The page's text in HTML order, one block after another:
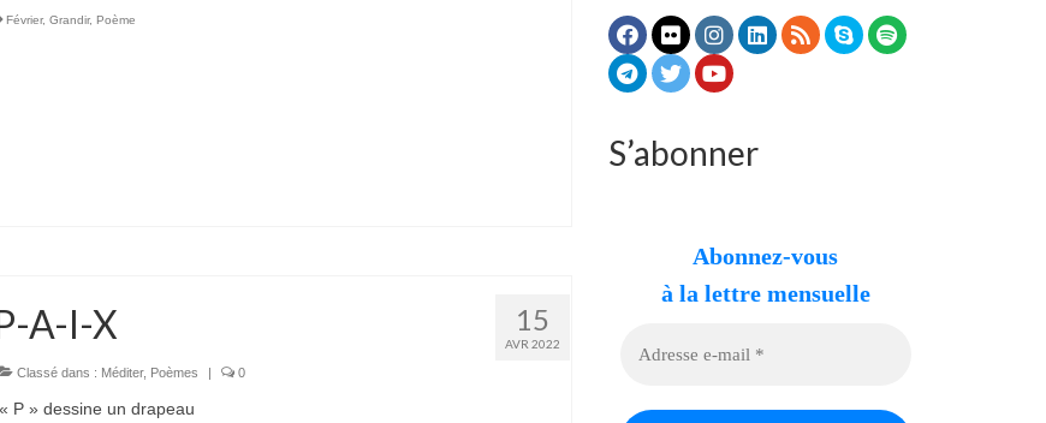
Février, Grandir, Poème
15
AVR 2022
A-I-X
Classé dans : Méditer, Poèmes | 0
« P » dessine un drapeau
S’abonner
Abonnez-vous
à la lettre mensuelle